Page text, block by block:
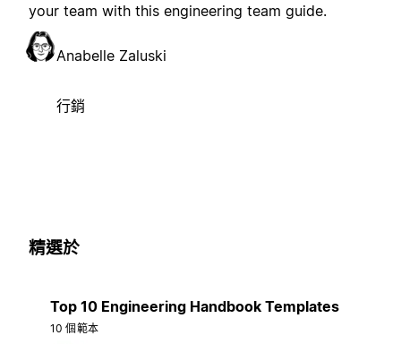
your team with this engineering team guide.
Anabelle Zaluski
行銷
精選於
Top 10 Engineering Handbook Templates
10 個範本